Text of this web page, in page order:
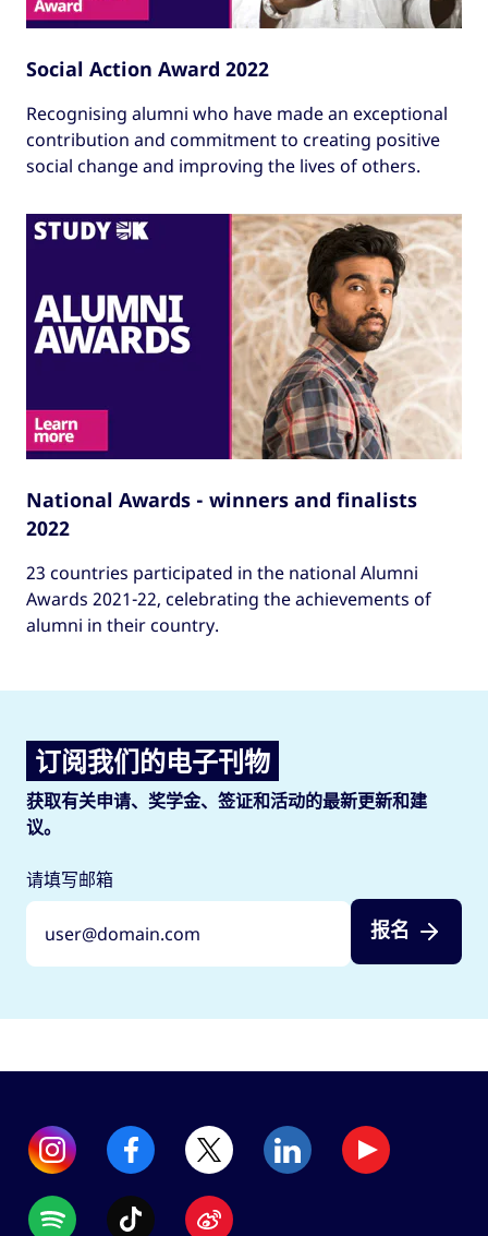
Social Action Award 2022
Recognising alumni who have made an exceptional
contribution and commitment to creating positive
social change and improving the lives of others.
National Awards - winners and finalists
2022
23 countries participated in the national Alumni
Awards 2021-22, celebrating the achievements of
alumni in their country.
订阅我们的电子刊物
获取有关申请、奖学金、签证和活动的最新更新和建
议。
请填写邮箱
报名